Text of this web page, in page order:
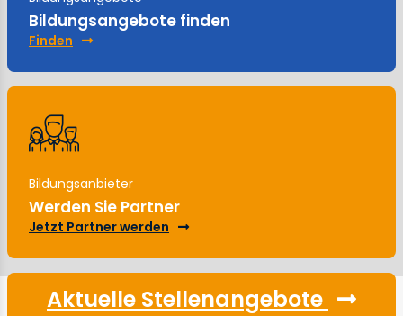
Bildungsangebote finden
Finden
Bildungsanbieter
Werden Sie Partner
Jetzt Partner werden
Aktuelle Stellenangebote